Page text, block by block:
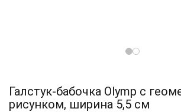
Галстук-бабочка Olymp с
рисунком, ширина 5,5 см